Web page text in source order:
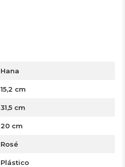
Hana
15,2 cm
31,5 cm
20 cm
Rosé
Plástico